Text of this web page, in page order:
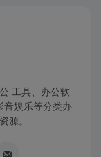
工具、办公软
音娱乐等分类办
源。